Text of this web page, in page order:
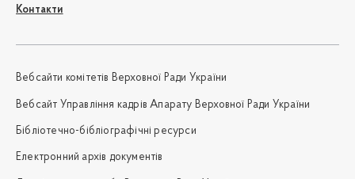
Контакти
Вебсайти комітетів Верховної Ради України
Вебсайт Управління кадрів Апарату Верховної Ради України
Бібліотечно-бібліографічні ресурси
Електронний архів документів